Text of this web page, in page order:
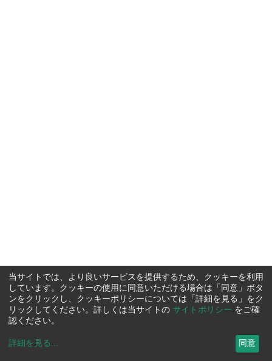
当サイトでは、より良いサービスを提供するため、クッキーを利用
しています。クッキーの使用に同意いただける場合は「同意」ボタ
ンをクリックし、クッキーポリシーについては「詳細を見る」をク
リックしてください。詳しくは当サイトの サイトポリシー をご確
認ください。
詳細を見る ... 同意